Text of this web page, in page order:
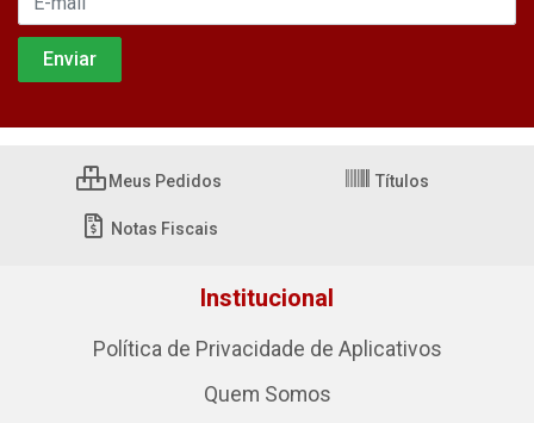
Meus Pedidos Títulos
Notas Fiscais
Institucional
Política de Privacidade de Aplicativos
Quem Somos